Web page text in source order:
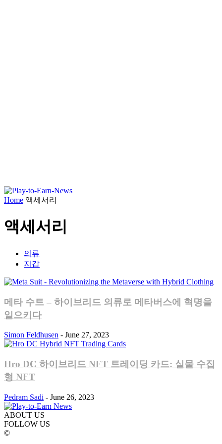
Home 액세서리
액세서리
의류
지갑
메타 수트 – 하이브리드 의류로 메타버스에 혁명을
일으키다
Simon Feldhusen - June 27, 2023
Hro DC 하이브리드 NFT 트레이딩 카드: 실물 수집
형 NFT
Pedram Sadi - June 26, 2023
ABOUT US
FOLLOW US
©